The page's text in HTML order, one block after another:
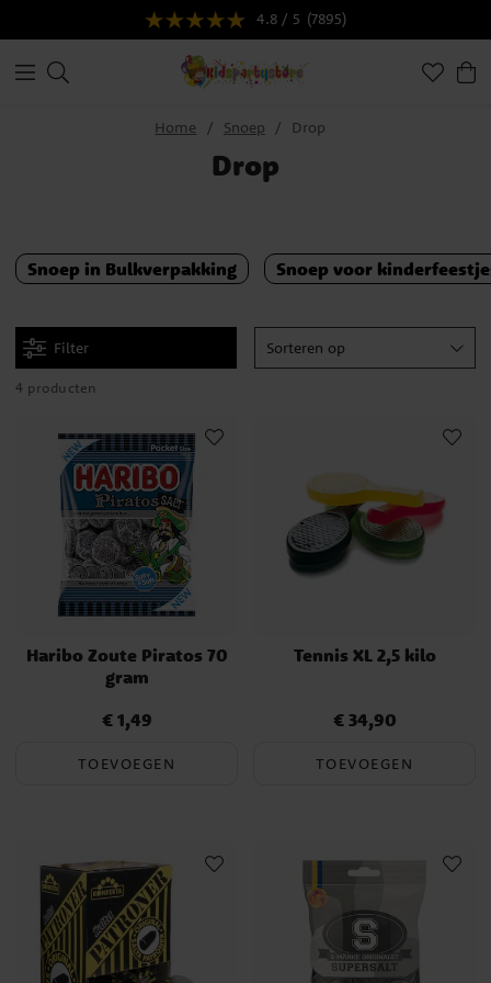
4.8 / 5 (7895)
Home Snoep Drop
Drop
Snoep in Bulkverpakking Snoep voor
Filter Sorteren op
4 producten
Haribo Zoute Piratos 70
gram
Prijs :€ 1,49
€ 1,49
TOEVOEGEN
Tennis XL 2,5 kilo
Prijs :€ 34,90
€ 34,90
TOEVOEGEN